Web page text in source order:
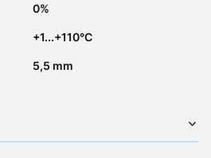
0%
+1...+110°C
5,5 mm